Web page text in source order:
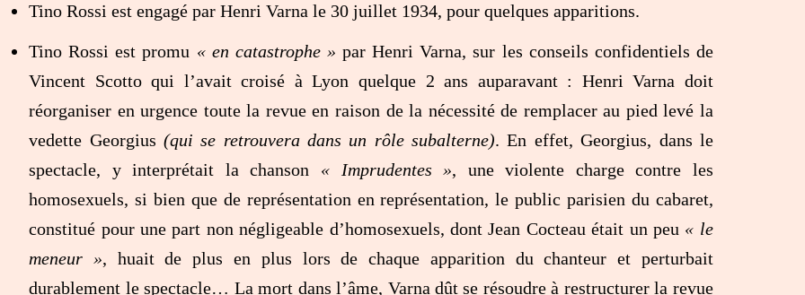
Tino Rossi est engagé par Henri Varna le 30 juillet 1934, pour quelques apparitions.
Tino Rossi est promu « en catastrophe » par Henri Varna, sur les conseils confidentiels de
Vincent Scotto qui l’avait croisé à Lyon quelque 2 ans auparavant : Henri Varna doit
réorganiser en urgence toute la revue en raison de la nécessité de remplacer au pied levé la
vedette Georgius (qui se retrouvera dans un rôle subalterne). En effet, Georgius, dans le
spectacle, y interprétait la chanson « Imprudentes », une violente charge contre les
homosexuels, si bien que de représentation en représentation, le public parisien du cabaret,
constitué pour une part non négligeable d’homosexuels, dont Jean Cocteau était un peu « le
meneur », huait de plus en plus lors de chaque apparition du chanteur et perturbait
durablement le spectacle… La mort dans l’âme, Varna dût se résoudre à restructurer la revue